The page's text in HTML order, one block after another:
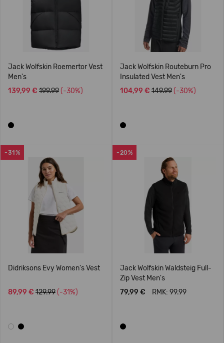
Jack Wolfskin Roemertor Vest
Men's
139,99 € 199.99 (-30%)
Jack Wolfskin Routeburn Pro
Insulated Vest Men's
104,99 € 149.99 (-30%)
-31%
Didriksons Evy Women's Vest
89,99 € 129.99 (-31%)
-20%
Jack Wolfskin Waldsteig Full-
Zip Vest Men's
79,99 €
RMK: 99.99